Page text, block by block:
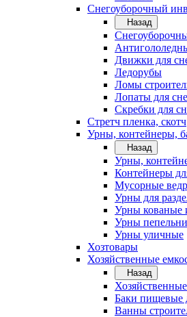
Снегоуборочный
Назад
Движки для
Ледорубы
Ломы
Лопаты для
Скребки для
Стретч пленка, скотч
Урны, контейнеры,
Назад
Урны,
Контейнеры
Мусорные
Урны для
Урны кованые
Урны
Урны уличные
Хозтовары
Хозяйственные
Назад
Баки пищевые
Ванны